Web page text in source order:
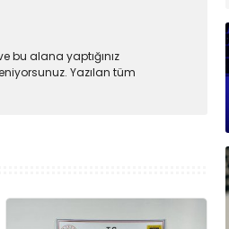
bu alana yaptığınız
Yazılan tüm